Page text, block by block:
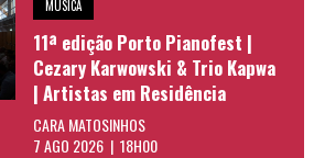
MÚSICA
11ª edição Porto Pianofest |
Cezary Karwowski & Trio Kapwa
| Artistas em Residência
CARA MATOSINHOS
7 AGO 2026 | 18H00